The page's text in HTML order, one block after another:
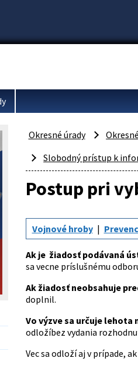
Okresné úrady
Slobodný prístup k
Postup pri
Vojnové hroby
Ak je žiadosť podávaná
sa vecne príslušnému
Ak žiadosť neobsahuje
doplnil.
Vo výzve sa určuje
odložíbez vydania
Vec sa odloží aj v prípade,